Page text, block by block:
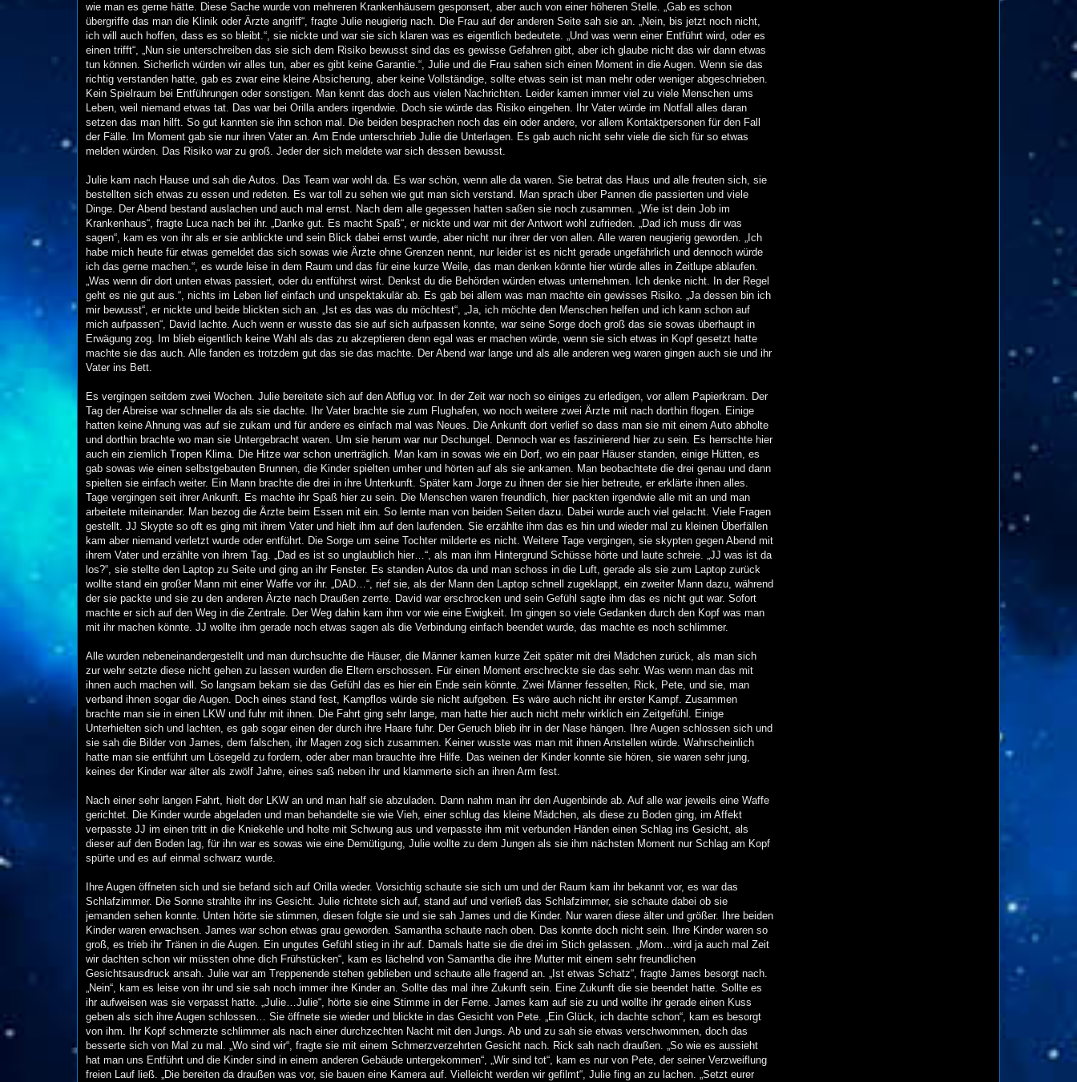
wie man es gerne hätte. Diese Sache wurde von mehreren Krankenhäusern gesponsert, aber auch von einer höheren Stelle. „Gab es schon
übergriffe das man die Klinik oder Ärzte angriff“, fragte Julie neugierig nach. Die Frau auf der anderen Seite sah sie an. „Nein, bis jetzt noch nicht,
ich will auch hoffen, dass es so bleibt.“, sie nickte und war sie sich klaren was es eigentlich bedeutete. „Und was wenn einer Entführt wird, oder es
einen trifft“, „Nun sie unterschreiben das sie sich dem Risiko bewusst sind das es gewisse Gefahren gibt, aber ich glaube nicht das wir dann etwas
tun können. Sicherlich würden wir alles tun, aber es gibt keine Garantie.“, Julie und die Frau sahen sich einen Moment in die Augen. Wenn sie das
richtig verstanden hatte, gab es zwar eine kleine Absicherung, aber keine Vollständige, sollte etwas sein ist man mehr oder weniger abgeschrieben.
Kein Spielraum bei Entführungen oder sonstigen. Man kennt das doch aus vielen Nachrichten. Leider kamen immer viel zu viele Menschen ums
Leben, weil niemand etwas tat. Das war bei Orilla anders irgendwie. Doch sie würde das Risiko eingehen. Ihr Vater würde im Notfall alles daran
setzen das man hilft. So gut kannten sie ihn schon mal. Die beiden besprachen noch das ein oder andere, vor allem Kontaktpersonen für den Fall
der Fälle. Im Moment gab sie nur ihren Vater an. Am Ende unterschrieb Julie die Unterlagen. Es gab auch nicht sehr viele die sich für so etwas
melden würden. Das Risiko war zu groß. Jeder der sich meldete war sich dessen bewusst.
Julie kam nach Hause und sah die Autos. Das Team war wohl da. Es war schön, wenn alle da waren. Sie betrat das Haus und alle freuten sich, sie
bestellten sich etwas zu essen und redeten. Es war toll zu sehen wie gut man sich verstand. Man sprach über Pannen die passierten und viele
Dinge. Der Abend bestand auslachen und auch mal ernst. Nach dem alle gegessen hatten saßen sie noch zusammen. „Wie ist dein Job im
Krankenhaus“, fragte Luca nach bei ihr. „Danke gut. Es macht Spaß“, er nickte und war mit der Antwort wohl zufrieden. „Dad ich muss dir was
sagen“, kam es von ihr als er sie anblickte und sein Blick dabei ernst wurde, aber nicht nur ihrer der von allen. Alle waren neugierig geworden. „Ich
habe mich heute für etwas gemeldet das sich sowas wie Ärzte ohne Grenzen nennt, nur leider ist es nicht gerade ungefährlich und dennoch würde
ich das gerne machen.“, es wurde leise in dem Raum und das für eine kurze Weile, das man denken könnte hier würde alles in Zeitlupe ablaufen.
„Was wenn dir dort unten etwas passiert, oder du entführst wirst. Denkst du die Behörden würden etwas unternehmen. Ich denke nicht. In der Regel
geht es nie gut aus.“, nichts im Leben lief einfach und unspektakulär ab. Es gab bei allem was man machte ein gewisses Risiko. „Ja dessen bin ich
mir bewusst“, er nickte und beide blickten sich an. „Ist es das was du möchtest“, „Ja, ich möchte den Menschen helfen und ich kann schon auf
mich aufpassen“, David lachte. Auch wenn er wusste das sie auf sich aufpassen konnte, war seine Sorge doch groß das sie sowas überhaupt in
Erwägung zog. Im blieb eigentlich keine Wahl als das zu akzeptieren denn egal was er machen würde, wenn sie sich etwas in Kopf gesetzt hatte
machte sie das auch. Alle fanden es trotzdem gut das sie das machte. Der Abend war lange und als alle anderen weg waren gingen auch sie und ihr
Vater ins Bett.
Es vergingen seitdem zwei Wochen. Julie bereitete sich auf den Abflug vor. In der Zeit war noch so einiges zu erledigen, vor allem Papierkram. Der
Tag der Abreise war schneller da als sie dachte. Ihr Vater brachte sie zum Flughafen, wo noch weitere zwei Ärzte mit nach dorthin flogen. Einige
hatten keine Ahnung was auf sie zukam und für andere es einfach mal was Neues. Die Ankunft dort verlief so dass man sie mit einem Auto abholte
und dorthin brachte wo man sie Untergebracht waren. Um sie herum war nur Dschungel. Dennoch war es faszinierend hier zu sein. Es herrschte hier
auch ein ziemlich Tropen Klima. Die Hitze war schon unerträglich. Man kam in sowas wie ein Dorf, wo ein paar Häuser standen, einige Hütten, es
gab sowas wie einen selbstgebauten Brunnen, die Kinder spielten umher und hörten auf als sie ankamen. Man beobachtete die drei genau und dann
spielten sie einfach weiter. Ein Mann brachte die drei in ihre Unterkunft. Später kam Jorge zu ihnen der sie hier betreute, er erklärte ihnen alles.
Tage vergingen seit ihrer Ankunft. Es machte ihr Spaß hier zu sein. Die Menschen waren freundlich, hier packten irgendwie alle mit an und man
arbeitete miteinander. Man bezog die Ärzte beim Essen mit ein. So lernte man von beiden Seiten dazu. Dabei wurde auch viel gelacht. Viele Fragen
gestellt. JJ Skypte so oft es ging mit ihrem Vater und hielt ihm auf den laufenden. Sie erzählte ihm das es hin und wieder mal zu kleinen Überfällen
kam aber niemand verletzt wurde oder entführt. Die Sorge um seine Tochter milderte es nicht. Weitere Tage vergingen, sie skypten gegen Abend mit
ihrem Vater und erzählte von ihrem Tag. „Dad es ist so unglaublich hier…“, als man ihm Hintergrund Schüsse hörte und laute schreie. „JJ was ist da
los?“, sie stellte den Laptop zu Seite und ging an ihr Fenster. Es standen Autos da und man schoss in die Luft, gerade als sie zum Laptop zurück
wollte stand ein großer Mann mit einer Waffe vor ihr. „DAD…“, rief sie, als der Mann den Laptop schnell zugeklappt, ein zweiter Mann dazu, während
der sie packte und sie zu den anderen Ärzte nach Draußen zerrte. David war erschrocken und sein Gefühl sagte ihm das es nicht gut war. Sofort
machte er sich auf den Weg in die Zentrale. Der Weg dahin kam ihm vor wie eine Ewigkeit. Im gingen so viele Gedanken durch den Kopf was man
mit ihr machen könnte. JJ wollte ihm gerade noch etwas sagen als die Verbindung einfach beendet wurde, das machte es noch schlimmer.
Alle wurden nebeneinandergestellt und man durchsuchte die Häuser, die Männer kamen kurze Zeit später mit drei Mädchen zurück, als man sich
zur wehr setzte diese nicht gehen zu lassen wurden die Eltern erschossen. Für einen Moment erschreckte sie das sehr. Was wenn man das mit
ihnen auch machen will. So langsam bekam sie das Gefühl das es hier ein Ende sein könnte. Zwei Männer fesselten, Rick, Pete, und sie, man
verband ihnen sogar die Augen. Doch eines stand fest, Kampflos würde sie nicht aufgeben. Es wäre auch nicht ihr erster Kampf. Zusammen
brachte man sie in einen LKW und fuhr mit ihnen. Die Fahrt ging sehr lange, man hatte hier auch nicht mehr wirklich ein Zeitgefühl. Einige
Unterhielten sich und lachten, es gab sogar einen der durch ihre Haare fuhr. Der Geruch blieb ihr in der Nase hängen. Ihre Augen schlossen sich und
sie sah die Bilder von James, dem falschen, ihr Magen zog sich zusammen. Keiner wusste was man mit ihnen Anstellen würde. Wahrscheinlich
hatte man sie entführt um Lösegeld zu fordern, oder aber man brauchte ihre Hilfe. Das weinen der Kinder konnte sie hören, sie waren sehr jung,
keines der Kinder war älter als zwölf Jahre, eines saß neben ihr und klammerte sich an ihren Arm fest.
Nach einer sehr langen Fahrt, hielt der LKW an und man half sie abzuladen. Dann nahm man ihr den Augenbinde ab. Auf alle war jeweils eine Waffe
gerichtet. Die Kinder wurde abgeladen und man behandelte sie wie Vieh, einer schlug das kleine Mädchen, als diese zu Boden ging, im Affekt
verpasste JJ im einen tritt in die Kniekehle und holte mit Schwung aus und verpasste ihm mit verbunden Händen einen Schlag ins Gesicht, als
dieser auf den Boden lag, für ihn war es sowas wie eine Demütigung, Julie wollte zu dem Jungen als sie ihm nächsten Moment nur Schlag am Kopf
spürte und es auf einmal schwarz wurde.
Ihre Augen öffneten sich und sie befand sich auf Orilla wieder. Vorsichtig schaute sie sich um und der Raum kam ihr bekannt vor, es war das
Schlafzimmer. Die Sonne strahlte ihr ins Gesicht. Julie richtete sich auf, stand auf und verließ das Schlafzimmer, sie schaute dabei ob sie
jemanden sehen konnte. Unten hörte sie stimmen, diesen folgte sie und sie sah James und die Kinder. Nur waren diese älter und größer. Ihre beiden
Kinder waren erwachsen. James war schon etwas grau geworden. Samantha schaute nach oben. Das konnte doch nicht sein. Ihre Kinder waren so
groß, es trieb ihr Tränen in die Augen. Ein ungutes Gefühl stieg in ihr auf. Damals hatte sie die drei im Stich gelassen. „Mom…wird ja auch mal Zeit
wir dachten schon wir müssten ohne dich Frühstücken“, kam es lächelnd von Samantha die ihre Mutter mit einem sehr freundlichen
Gesichtsausdruck ansah. Julie war am Treppenende stehen geblieben und schaute alle fragend an. „Ist etwas Schatz“, fragte James besorgt nach.
„Nein“, kam es leise von ihr und sie sah noch immer ihre Kinder an. Sollte das mal ihre Zukunft sein. Eine Zukunft die sie beendet hatte. Sollte es
ihr aufweisen was sie verpasst hatte. „Julie…Julie“, hörte sie eine Stimme in der Ferne. James kam auf sie zu und wollte ihr gerade einen Kuss
geben als sich ihre Augen schlossen… Sie öffnete sie wieder und blickte in das Gesicht von Pete. „Ein Glück, ich dachte schon“, kam es besorgt
von ihm. Ihr Kopf schmerzte schlimmer als nach einer durchzechten Nacht mit den Jungs. Ab und zu sah sie etwas verschwommen, doch das
besserte sich von Mal zu mal. „Wo sind wir“, fragte sie mit einem Schmerzverzehrten Gesicht nach. Rick sah nach draußen. „So wie es aussieht
hat man uns Entführt und die Kinder sind in einem anderen Gebäude untergekommen“, „Wir sind tot“, kam es nur von Pete, der seiner Verzweiflung
freien Lauf ließ. „Die bereiten da draußen was vor, sie bauen eine Kamera auf. Vielleicht werden wir gefilmt“, Julie fing an zu lachen. „Setzt eurer